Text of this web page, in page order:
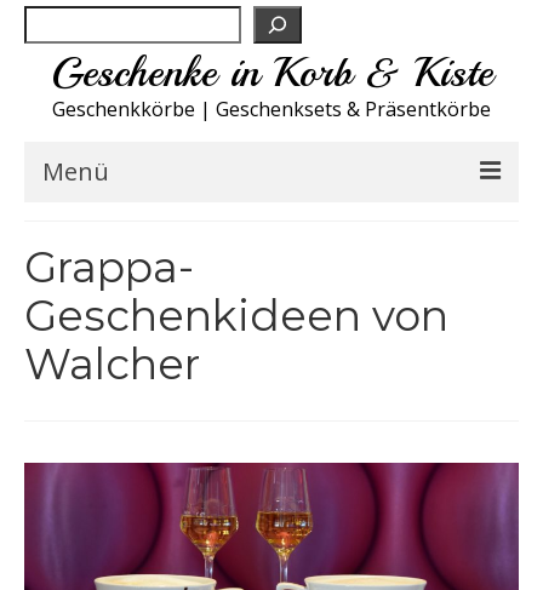
Geschenke in Korb & Kiste
Geschenkkörbe | Geschenksets & Präsentkörbe
Menü
Küche A-Z
NEU
Sport
Grappa-
Geschenkideen von
Walcher